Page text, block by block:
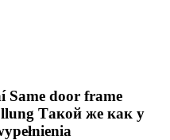
Same door frame
Такой же как у